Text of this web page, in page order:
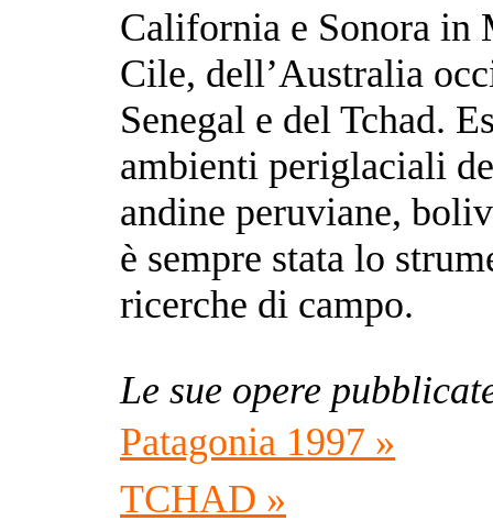
California e Sonora in
Cile, dell’Australia
Senegal e del Tchad.
ambienti periglaciali
andine peruviane,
è sempre stata lo
ricerche di campo.
Le sue opere
Patagonia 1997 »
TCHAD »